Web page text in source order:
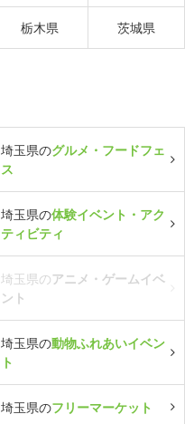
栃木県 茨城県
埼玉県のグルメ・フードフェ
ス
埼玉県の体験イベント・アク
ティビティ
埼玉県のアニメ・ゲームイベ
ント
埼玉県の動物ふれあいイベン
ト
埼玉県のフリーマーケット